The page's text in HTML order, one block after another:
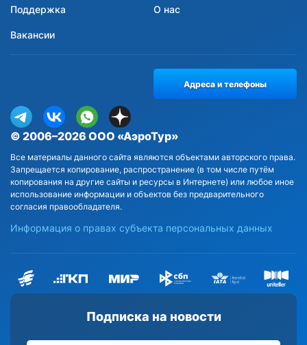
Поддержка О нас
Вакансии
Подписка на новости
© 2006–2026 ООО «АэроТур»
Все материалы данного сайта являются объектами авторского права.
Запрещается копирование, распространение (в том числе путём
копирования на другие сайты и ресурсы в Интернете) или любое иное
использование информации и объектов без предварительного
согласия правообладателя.
Информация о правах субъекта персональных данных
Адреса и телефоны